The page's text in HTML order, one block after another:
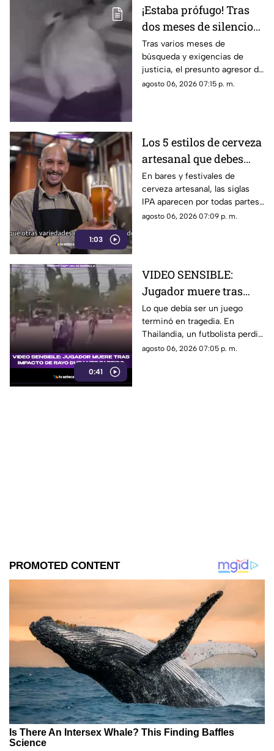
¡Estaba prófugo! Tras
dos meses de silencio
detuvieron a Jorge "N",
agresor de Paula
Tras varios meses de
búsqueda y exigencias de
justicia, el presunto agresor de
Paula Fajardo fue localizado y
agosto 06, 2026 07:15 p. m.
1:03
Los 5 estilos de cerveza
artesanal que debes
conocer
En bares y festivales de
cerveza artesanal, las siglas
IPA aparecen por todas partes.
Pero, ¿qué significa realmente
agosto 06, 2026 07:09 p. m.
0:41
VIDEO SENSIBLE:
Jugador muere tras
impacto de rayo
durante partido
Lo que debía ser un juego
terminó en tragedia. En
Thailandia, un futbolista perdió
la vida al ser alcanzado por un
agosto 06, 2026 07:05 p. m.